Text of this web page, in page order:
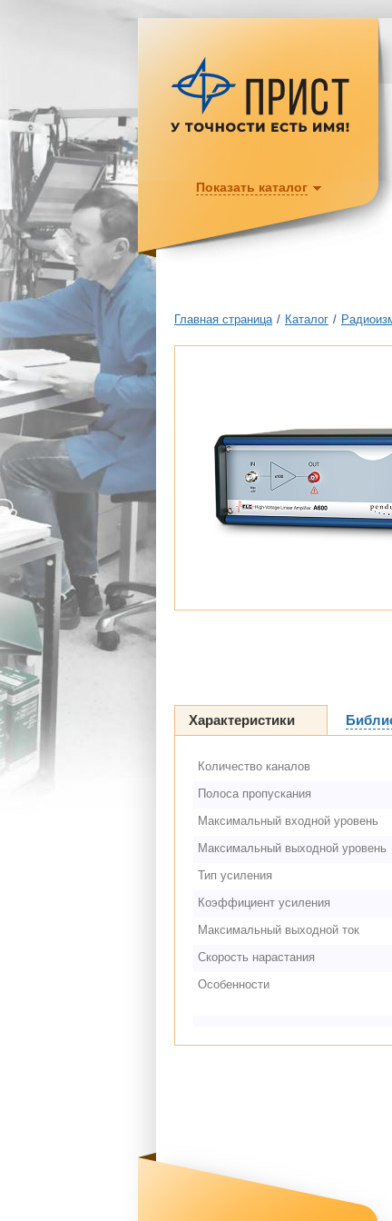
Показать каталог
Главная страница / Каталог /
Характеристики
Количество каналов
Полоса пропускания
Максимальный входной уровень
Максимальный выходной уровень
Тип усиления
Коэффициент усиления
Максимальный выходной ток
Скорость нарастания
Особенности